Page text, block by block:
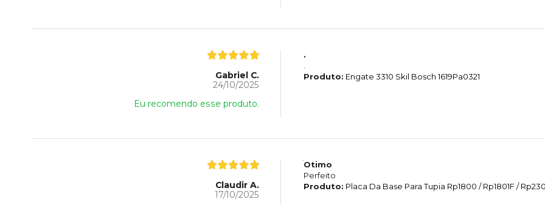
Gabriel C.
24/10/2025
Eu recomendo esse produto.
.
Produto: Engate 3310 Skil Bosch 1619Pa0321
Claudir A.
17/10/2025
Otimo
Perfeito
Produto: Placa Da Base Para Tupia Rp1800 / Rp1801F /